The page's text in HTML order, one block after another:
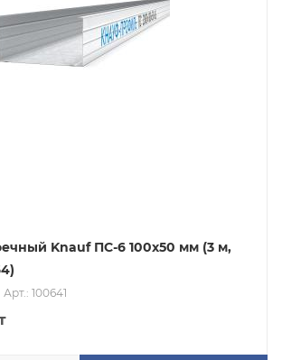
Knauf ПС-6 100х50 мм (3 м,
Арт.: 100641